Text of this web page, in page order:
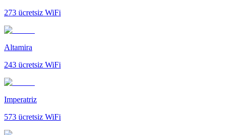
273 ücretsiz WiFi
Altamira
243 ücretsiz WiFi
Imperatriz
573 ücretsiz WiFi